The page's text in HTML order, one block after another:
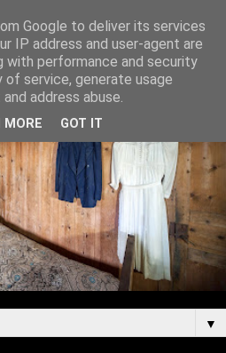
▼
Google to deliver its services
IP address and user-agent are
with performance and security
service, generate usage
address abuse.
MORE GOT IT